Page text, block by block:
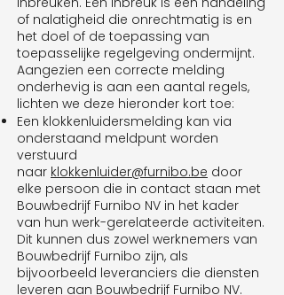
of nalatigheid die onrechtmatig is en
het doel of de toepassing van
toepasselijke regelgeving ondermijnt.
Aangezien een correcte melding
onderhevig is aan een aantal regels,
lichten we deze hieronder kort toe:
Een klokkenluidersmelding kan via
onderstaand meldpunt worden
verstuurd
naar klokkenluider@furnibo.be door
elke persoon die in contact staan met
Bouwbedrijf Furnibo NV in het kader
van hun werk-gerelateerde activiteiten.
Dit kunnen dus zowel werknemers van
Bouwbedrijf Furnibo zijn, als
bijvoorbeeld leveranciers die diensten
leveren aan Bouwbedrijf Furnibo NV.